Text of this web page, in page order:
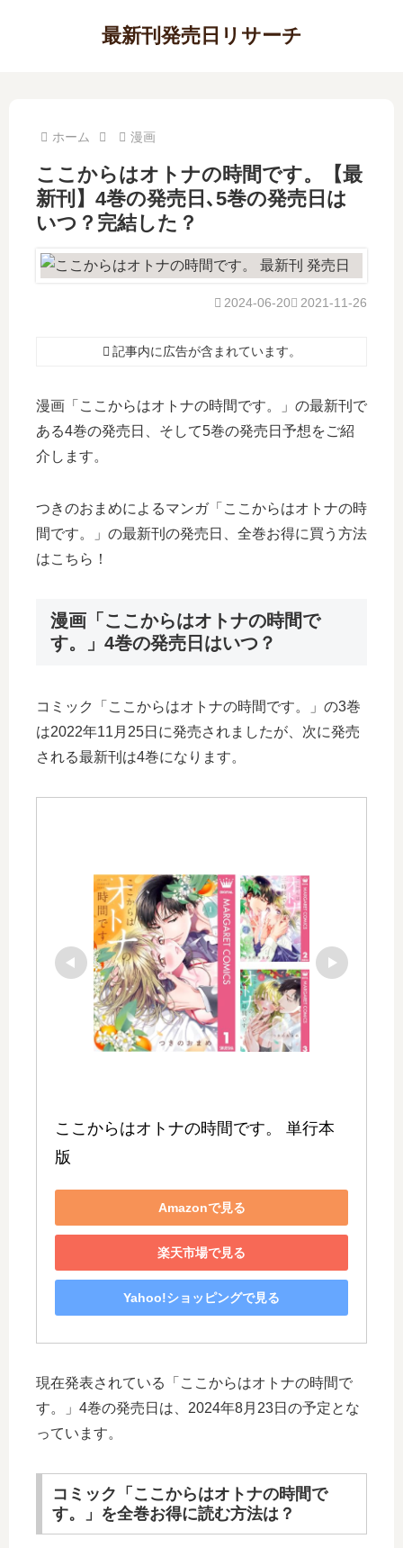
最新刊発売日リサーチ
ホーム 漫画
ここからはオトナの時間です。【最
新刊】4巻の発売日､5巻の発売日は
いつ？完結した？
2021-11-26
2024-06-20
記事内に広告が含まれています。
漫画「ここからはオトナの時間です。」の最新刊で
ある4巻の発売日、そして5巻の発売日予想をご紹
介します。
つきのおまめによるマンガ「ここからはオトナの時
間です。」の最新刊の発売日、全巻お得に買う方法
はこちら！
漫画「ここからはオトナの時間で
す。」4巻の発売日はいつ？
コミック「ここからはオトナの時間です。」の3巻
は2022年11月25日に発売されましたが、次に発売
される最新刊は4巻になります。
ここからはオトナの時間です。 単行本
版
Amazonで見る
楽天市場で見る
Yahoo!ショッピングで見る
現在発表されている「ここからはオトナの時間で
す。」4巻の発売日は、2024年8月23日の予定とな
っています。
コミック「ここからはオトナの時間で
す。」を全巻お得に読む方法は？